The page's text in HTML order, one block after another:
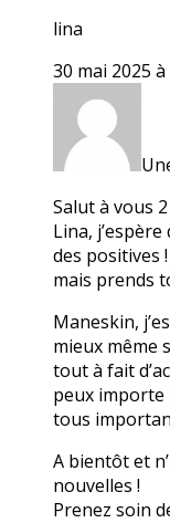
lina
30 mai 2025
Salut à vous 2
Lina,
des positives
mais prends
Maneskin,
mieux même
tout à fait
peux importe
tous
A bientôt et
nouvelles !
Prenez soin